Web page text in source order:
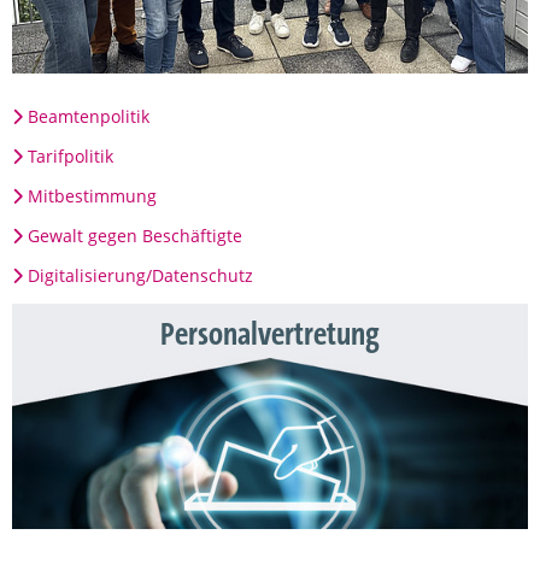
Beamtenpolitik
Tarifpolitik
Mitbestimmung
Gewalt gegen Beschäftigte
Digitalisierung/Datenschutz
Personalvertretung